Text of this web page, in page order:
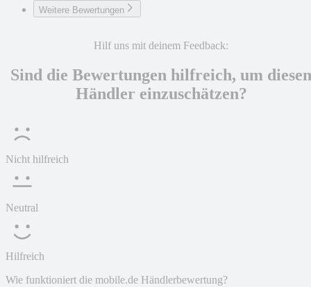
Weitere Bewertungen
Hilf uns mit deinem Feedback:
Sind die Bewertungen hilfreich, um diesen
Händler einzuschätzen?
Nicht hilfreich
Neutral
Hilfreich
Wie funktioniert die mobile.de Händlerbewertung?